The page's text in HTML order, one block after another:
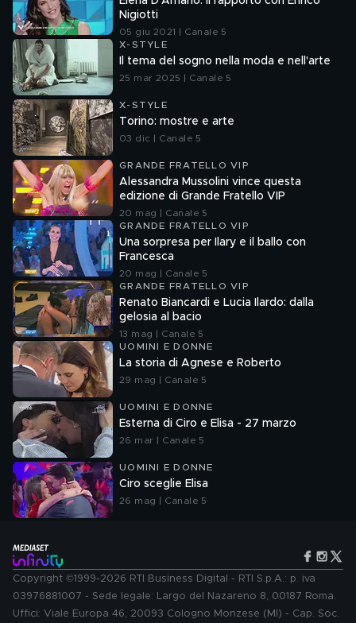
Nigiotti
05 giu 2021 | Canale 5
X-STYLE
Il tema del sogno nella moda e nell'arte
25 mar 2025 | Canale 5
X-STYLE
Torino: mostre e arte
03 dic | Canale 5
GRANDE FRATELLO VIP
Alessandra Mussolini vince questa
edizione di Grande Fratello VIP
20 mag | Canale 5
GRANDE FRATELLO VIP
Una sorpresa per Ilary e il ballo con
Francesca
20 mag | Canale 5
GRANDE FRATELLO VIP
Renato Biancardi e Lucia Ilardo: dalla
gelosia al bacio
13 mag | Canale 5
UOMINI E DONNE
La storia di Agnese e Roberto
29 mag | Canale 5
UOMINI E DONNE
Esterna di Ciro e Elisa - 27 marzo
26 mar | Canale 5
UOMINI E DONNE
Ciro sceglie Elisa
26 mag | Canale 5
Copyright ©1999-2026 RTI Business Digital - RTI S.p.A.: p. iva
03976881007 - Sede legale: Largo del Nazareno 8, 00187 Roma.
Uffici: Viale Europa 46, 20093 Cologno Monzese (MI) - Cap. Soc.